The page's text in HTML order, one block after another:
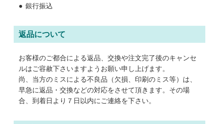
銀行振込
返品について
お客様のご都合による返品、交換や注文完了後のキャンセ
ルはご容赦下さいますようお願い申し上げます。
尚、当方のミスによる不良品（欠損、印刷のミス等）は、
早急に返品・交換などの対応をさせて頂きます。その場
合、到着日より７日以内にご連絡を下さい。